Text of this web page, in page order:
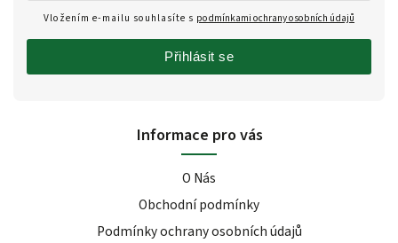
Informace pro vás
O Nás
Obchodní podmínky
Podmínky ochrany osobních údajů
Vložením e-mailu souhlasíte s podmínkami ochrany osobních údajů
Přihlásit se